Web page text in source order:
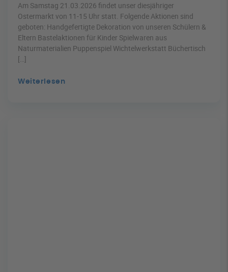
Am Samstag 21.03.2026 findet unser diesjähriger
Ostermarkt von 11-15 Uhr statt. Folgende Aktionen sind
geboten: Handgefertigte Dekoration von unseren Schülern &
Eltern Bastelaktionen für Kinder Spielwaren aus
Naturmaterialien Puppenspiel Wichtelwerkstatt Büchertisch
[…]